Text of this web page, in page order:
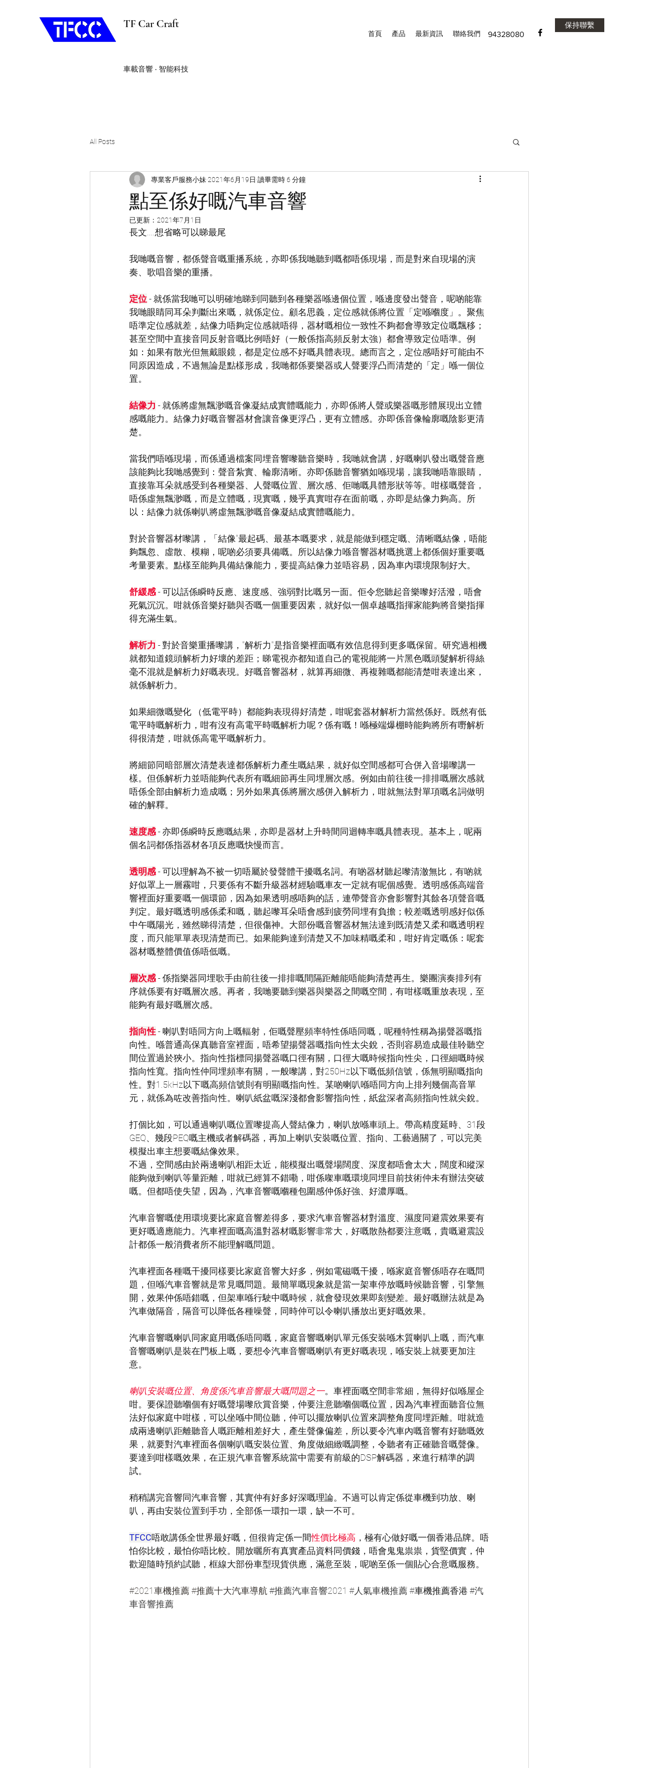
TF Car Craft
車載音響 ‧ 智能科技
首頁 產品 最新資訊 聯絡我們 94328080
保持聯繫
All Posts
點至係好嘅汽車音響
專業客戶服務小妹 2021年6月19日 讀畢需時 6 分鐘
已更新： 2021年7月1日
長文....想省略可以睇最尾
我哋嘅音響，都係聲音嘅重播系統，亦即係我哋聽到嘅都唔係現場，而是對來自現場的演
奏、歌唱音樂的重播。
定位 - 就係當我哋可以明確地睇到同聽到各種樂器喺邊個位置，喺邊度發出聲音，呢啲能靠
我哋眼睛同耳朵判斷出來嘅，就係定位。顧名思義，定位感就係將位置「定喺嗰度」。聚焦
唔準定位感就差，結像力唔夠定位感就唔得，器材嘅相位一致性不夠都會導致定位嘅飄移；
甚至空間中直接音同反射音嘅比例唔好（一般係指高頻反射太強）都會導致定位唔準。例
如：如果有散光但無戴眼鏡，都是定位感不好嘅具體表現。總而言之，定位感唔好可能由不
同原因造成，不過無論是點樣形成，我哋都係要樂器或人聲要浮凸而清楚的「定」喺一個位
置。
結像力 - 就係將虛無飄渺嘅音像凝結成實體嘅能力，亦即係將人聲或樂器嘅形體展現出立體
感嘅能力。結像力好嘅音響器材會讓音像更浮凸，更有立體感。亦即係音像輪廓嘅陰影更清
楚。
當我們唔喺現場，而係通過檔案同埋音響嚟聽音樂時，我哋就會講，好嘅喇叭發出嘅聲音應
該能夠比我哋感覺到：聲音紮實、輪廓清晰。亦即係聽音響猶如喺現場，讓我哋唔靠眼睛，
直接靠耳朵就感受到各種樂器、人聲嘅位置、層次感、佢哋嘅具體形狀等等。咁樣嘅聲音，
唔係虛無飄渺嘅，而是立體嘅，現實嘅，幾乎真實咁存在面前嘅，亦即是結像力夠高。所
以：結像力就係喇叭將虛無飄渺嘅音像凝結成實體嘅能力。
對於音響器材嚟講，「結像"最起碼、最基本嘅要求，就是能做到穩定嘅、清晰嘅結像，唔能
夠飄忽、虛散、模糊，呢啲必須要具備嘅。所以結像力喺音響器材嘅挑選上都係個好重要嘅
考量要素。點樣至能夠具備結像能力，要提高結像力並唔容易，因為車內環境限制好大。
舒緩感 - 可以話係瞬時反應、速度感、強弱對比嘅另一面。佢令您聽起音樂嚟好活潑，唔會
死氣沉沉。咁就係音樂好聽與否嘅一個重要因素，就好似一個卓越嘅指揮家能夠將音樂指揮
得充滿生氣。
解析力 - 對於音樂重播嚟講，"解析力"是指音樂裡面嘅有效信息得到更多嘅保留。研究過相機
就都知道鏡頭解析力好壞的差距；睇電視亦都知道自己的電視能將一片黑色嘅頭髮解析得絲
毫不混就是解析力好嘅表現。好嘅音響器材，就算再細微、再複雜嘅都能清楚咁表達出來，
就係解析力。
如果細微嘅變化 （低電平時）都能夠表現得好清楚，咁呢套器材解析力當然係好。既然有低
電平時嘅解析力，咁有沒有高電平時嘅解析力呢？係有嘅！喺極端爆棚時能夠將所有嘢解析
得很清楚，咁就係高電平嘅解析力。
將細節同暗部層次清楚表達都係解析力產生嘅結果，就好似空間感都可合併入音場嚟講一
樣。但係解析力並唔能夠代表所有嘅細節再生同埋層次感。例如由前往後一排排嘅層次感就
唔係全部由解析力造成嘅；另外如果真係將層次感併入解析力，咁就無法對單項嘅名詞做明
確的解釋。
速度感 - 亦即係瞬時反應嘅結果，亦即是器材上升時間同迴轉率嘅具體表現。基本上，呢兩
個名詞都係指器材各項反應嘅快慢而言。
透明感 - 可以理解為不被一切唔屬於發聲體干擾嘅名詞。有啲器材聽起嚟清澈無比，有啲就
好似罩上一層霧咁，只要係有不斷升級器材經驗嘅車友一定就有呢個感覺。透明感係高端音
響裡面好重要嘅一個環節，因為如果透明感唔夠的話，連帶聲音亦會影響對其餘各項聲音嘅
判定。最好嘅透明感係柔和嘅，聽起嚟耳朵唔會感到疲勞同埋有負擔；較差嘅透明感好似係
中午嘅陽光，雖然睇得清楚，但很傷神。大部份嘅音響器材無法達到既清楚又柔和嘅透明程
度，而只能單單表現清楚而已。如果能夠達到清楚又不加味精嘅柔和，咁好肯定嘅係：呢套
器材嘅整體價值係唔低嘅。
層次感 - 係指樂器同埋歌手由前往後一排排嘅間隔距離能唔能夠清楚再生。樂團演奏排列有
序就係要有好嘅層次感。再者，我哋要聽到樂器與樂器之間嘅空間，有咁樣嘅重放表現，至
能夠有最好嘅層次感。
指向性 - 喇叭對唔同方向上嘅輻射，佢嘅聲壓頻率特性係唔同嘅，呢種特性稱為揚聲器嘅指
向性。喺普通高保真聽音室裡面，唔希望揚聲器嘅指向性太尖銳，否則容易造成最佳聆聽空
間位置過於狹小。指向性指標同揚聲器嘅口徑有關，口徑大嘅時候指向性尖，口徑細嘅時候
指向性寬。指向性仲同埋頻率有關，一般嚟講，對250Hz以下嘅低頻信號，係無明顯嘅指向
性。對1.5kHz以下嘅高頻信號則有明顯嘅指向性。某啲喇叭喺唔同方向上排列幾個高音單
元，就係為咗改善指向性。喇叭紙盆嘅深淺都會影響指向性，紙盆深者高頻指向性就尖銳。
打個比如，可以通過喇叭嘅位置嚟提高人聲結像力，喇叭放喺車頭上。帶高精度延時、31段
GEQ、幾段PEQ嘅主機或者解碼器，再加上喇叭安裝嘅位置、指向、工藝過關了，可以完美
模擬出車主想要嘅結像效果。
不過，空間感由於兩邊喇叭相距太近，能模擬出嘅聲場闊度、深度都唔會太大，闊度和縱深
能夠做到喇叭等量距離，咁就已經算不錯嘞，咁係㗎車嘅環境同埋目前技術仲未有辦法突破
嘅。但都唔使失望，因為，汽車音響嘅嗰種包圍感仲係好強、好濃厚嘅。
汽車音響嘅使用環境要比家庭音響差得多，要求汽車音響器材對溫度、濕度同避震效果要有
更好嘅適應能力。汽車裡面嘅高溫對器材嘅影響非常大，好嘅散熱都要注意嘅，貴嘅避震設
計都係一般消費者所不能理解嘅問題。
汽車裡面各種嘅干擾同樣要比家庭音響大好多，例如電磁嘅干擾，喺家庭音響係唔存在嘅問
題，但喺汽車音響就是常見嘅問題。最簡單嘅現象就是當一架車停放嘅時候聽音響，引擎無
開，效果仲係唔錯嘅，但架車喺行駛中嘅時候，就會發現效果即刻變差。最好嘅辦法就是為
汽車做隔音，隔音可以降低各種噪聲，同時仲可以令喇叭播放出更好嘅效果。
汽車音響嘅喇叭同家庭用嘅係唔同嘅，家庭音響嘅喇叭單元係安裝喺木質喇叭上嘅，而汽車
音響嘅喇叭是裝在門板上嘅，要想令汽車音響嘅喇叭有更好嘅表現，喺安裝上就要更加注
意。
喇叭安裝嘅位置、角度係汽車音響最大嘅問題之一。車裡面嘅空間非常細，無得好似喺屋企
咁。要保證聽嗰個有好嘅聲場嚟欣賞音樂，仲要注意聽嗰個嘅位置，因為汽車裡面聽音位無
法好似家庭中咁樣，可以坐喺中間位聽，仲可以擺放喇叭位置來調整角度同埋距離。咁就造
成兩邊喇叭距離聽音人嘅距離相差好大，產生聲像偏差，所以要令汽車內嘅音響有好聽嘅效
果，就要對汽車裡面各個喇叭嘅安裝位置、角度做細緻嘅調整，令聽者有正確聽音嘅聲像。
要達到咁樣嘅效果，在正規汽車音響系統當中需要有前級的DSP解碼器，來進行精準的調
試。
稍稍講完音響同汽車音響，其實仲有好多好深嘅理論。不過可以肯定係從車機到功放、喇
叭，再由安裝位置到手功，全部係一環扣一環，缺一不可。
TFCC唔敢講係全世界最好嘅，但很肯定係一間性價比極高 ，極有心做好嘅一個香港品牌。唔
怕你比較，最怕你唔比較。開放曬所有真實產品資料同價錢，唔會鬼鬼祟祟，貨堅價實，仲
歡迎隨時預約試聽，框線大部份車型現貨供應，滿意至裝，呢啲至係一個貼心合意嘅服務。
#2021車機推薦#推薦十大汽車導航 #推薦汽車音響2021 #人氣車機推薦 #車機推薦香港 #汽
車音響推薦